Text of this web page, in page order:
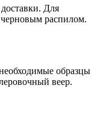
Для
черновым распилом.
образцы
веер.